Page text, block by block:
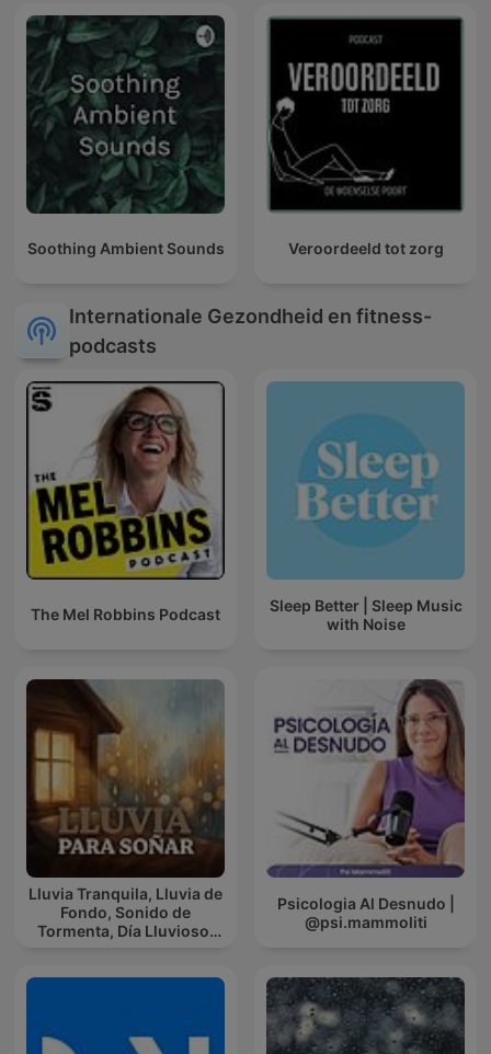
Soothing Ambient Sounds Veroordeeld tot zorg
Internationale Gezondheid en fitness-
podcasts
The Mel Robbins Podcast
Sleep Better | Sleep Music
with Noise
Lluvia Tranquila, Lluvia de
Fondo, Sonido de
Tormenta, Día Lluvioso,
Psicologia Al Desnudo |
@psi.mammoliti